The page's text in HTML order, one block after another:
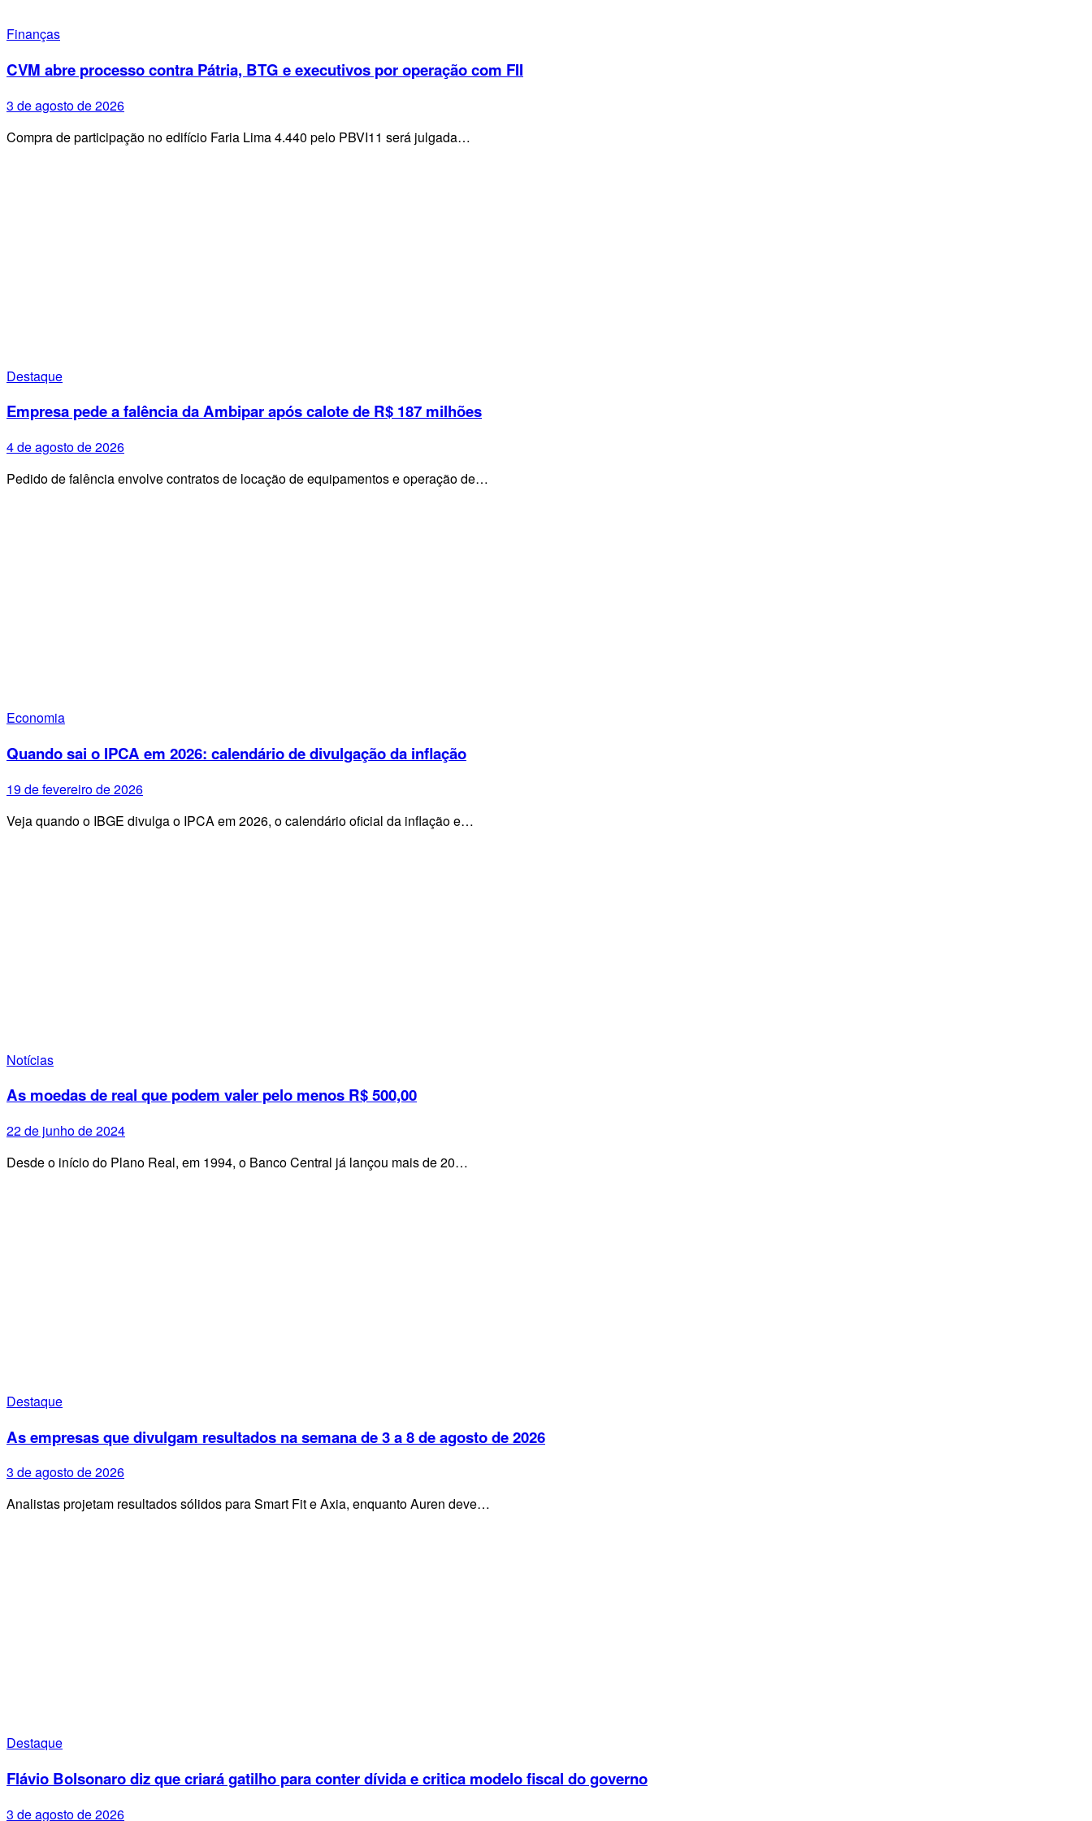
Finanças
CVM abre processo contra Pátria, BTG e executivos por operação com FII
3 de agosto de 2026
Compra de participação no edifício Faria Lima 4.440 pelo PBVI11 será julgada…
Destaque
Empresa pede a falência da Ambipar após calote de R$ 187 milhões
4 de agosto de 2026
Pedido de falência envolve contratos de locação de equipamentos e operação de…
Economia
Quando sai o IPCA em 2026: calendário de divulgação da inflação
19 de fevereiro de 2026
Veja quando o IBGE divulga o IPCA em 2026, o calendário oficial da inflação e…
Notícias
As moedas de real que podem valer pelo menos R$ 500,00
22 de junho de 2024
Desde o início do Plano Real, em 1994, o Banco Central já lançou mais de 20…
Destaque
As empresas que divulgam resultados na semana de 3 a 8 de agosto de 2026
3 de agosto de 2026
Analistas projetam resultados sólidos para Smart Fit e Axia, enquanto Auren deve…
Destaque
Flávio Bolsonaro diz que criará gatilho para conter dívida e critica modelo fiscal do governo
3 de agosto de 2026